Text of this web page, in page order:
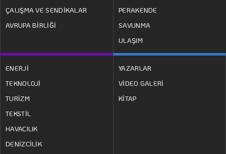
ÇALIŞMA VE SENDİKALAR
AVRUPA BİRLİĞİ
PERAKENDE
SAVUNMA
ULAŞIM
ENERJİ
TEKNOLOJİ
TURİZM
TEKSTİL
HAVACILIK
DENİZCİLİK
YAZARLAR
VİDEO GALERİ
KİTAP